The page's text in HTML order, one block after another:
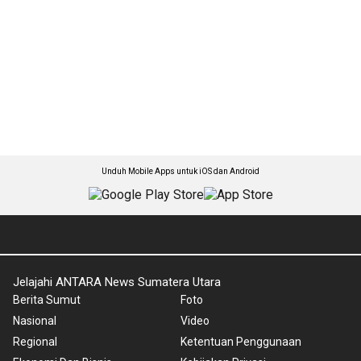
Unduh Mobile Apps untuk iOS dan Android
Jelajahi ANTARA News Sumatera Utara
Berita Sumut
Nasional
Regional
Foto
Video
Ketentuan Penggunaan